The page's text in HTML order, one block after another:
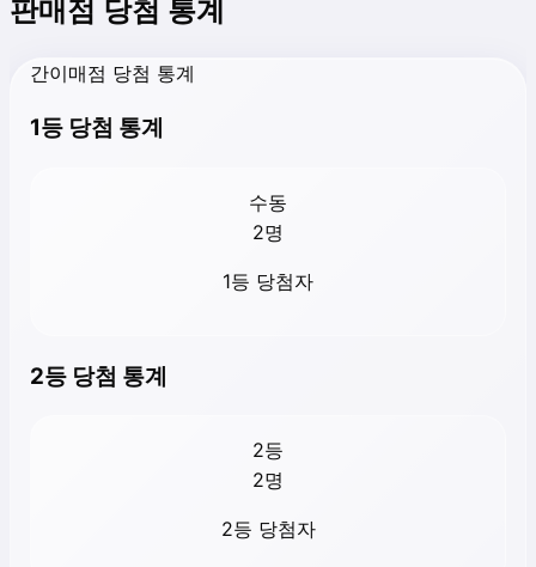
판매점 당첨 통계
간이매점 당첨 통계
1등 당첨 통계
수동
2명
1등 당첨자
2등 당첨 통계
2등
2명
2등 당첨자